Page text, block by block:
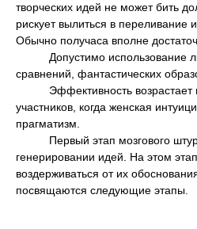
творческих идей не может бить
рискует вылиться в переливание
Обычно получаса вполне
Допустимо использование
сравнений, фантастических
Эффективность возрастает
участников, когда женская
прагматизм.
Первый этап мозгового
генерировании идей. На этом
воздерживаться от их
посвящаются следующие этапы.